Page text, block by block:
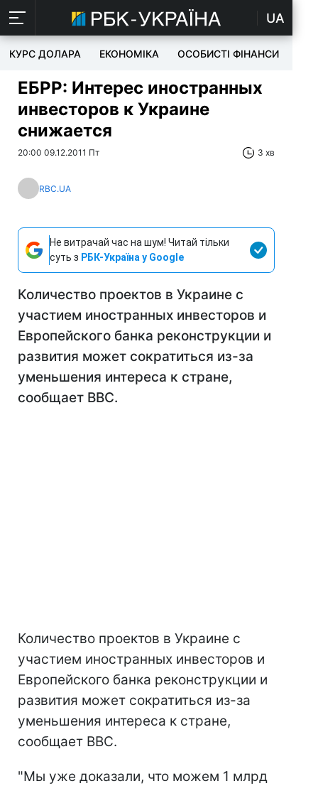
UA
КУРС ДОЛАРА ЕКОНОМІКА ОСОБИСТІ ФІНАНСИ
ЕБРР: Интерес иностранных
инвесторов к Украине
снижается
20:00 09.12.2011 Пт 3 хв
RBC.UA
Не витрачай час на шум! Читай тільки
суть з РБК-Україна у Google
Количество проектов в Украине с
участием иностранных инвесторов и
Европейского банка реконструкции и
развития может сократиться из-за
уменьшения интереса к стране,
сообщает ВВС.
Количество проектов в Украине с
участием иностранных инвесторов и
Европейского банка реконструкции и
развития может сократиться из-за
уменьшения интереса к стране,
сообщает ВВС.
"Мы уже доказали, что можем 1 млрд